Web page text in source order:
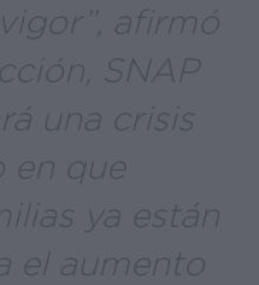
afirmó
SNAP
una crisis
en que
ya están
el aumento